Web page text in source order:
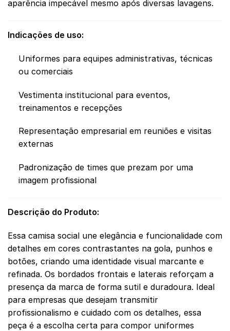
aparência impecável mesmo após diversas lavagens.
Indicações de uso:
Uniformes para equipes administrativas, técnicas
ou comerciais
Vestimenta institucional para eventos,
treinamentos e recepções
Representação empresarial em reuniões e visitas
externas
Padronização de times que prezam por uma
imagem profissional
Descrição do Produto:
Essa camisa social une elegância e funcionalidade com
detalhes em cores contrastantes na gola, punhos e
botões, criando uma identidade visual marcante e
refinada. Os bordados frontais e laterais reforçam a
presença da marca de forma sutil e duradoura. Ideal
para empresas que desejam transmitir
profissionalismo e cuidado com os detalhes, essa
peça é a escolha certa para compor uniformes